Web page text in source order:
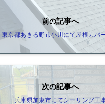
前の記事へ
東京都あきる野市小川にて屋根カバ
次の記事へ
兵庫県加東市にてシーリング工